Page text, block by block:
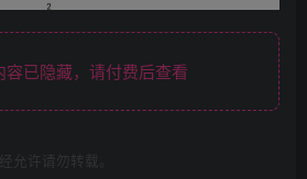
已隐藏，请付费后查看
允许请勿转载。